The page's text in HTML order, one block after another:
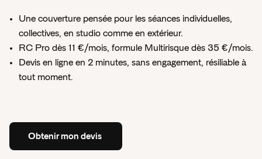
Tech et Digital
Transport et Logistique
Comparatif RC Pro 2026 : Quel assureur
Une couverture pensée pour les séances individuelles,
collectives, en studio comme en extérieur.
RC Pro dès 11 €/mois, formule Multirisque dès 35 €/mois.
Devis en ligne en 2 minutes, sans engagement, résiliable à
tout moment.
Obtenirmon devis